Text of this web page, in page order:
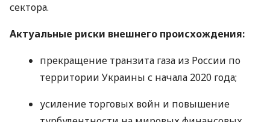
сектора.
Актуальные риски внешнего происхождения:
прекращение транзита газа из России по
территории Украины с начала 2020 года;
усиление торговых войн и повышение